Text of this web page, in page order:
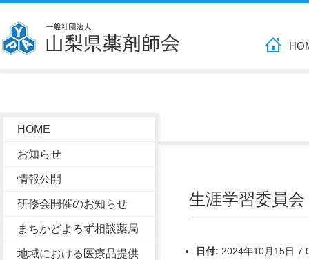
HOME
お知らせ
情報公開
研修会開催のお知らせ
まちかどよろず相談薬局
地域における医療品提供
生涯学習委員
日付: 2024年10月15日